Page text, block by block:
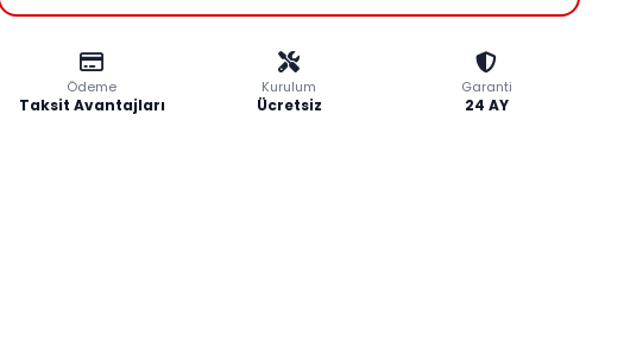
Ödeme
Taksit Avantajları
Kurulum
Ücretsiz
Garanti
24 AY